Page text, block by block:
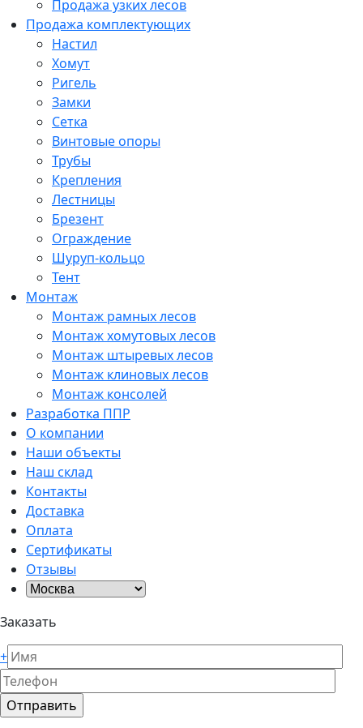
Продажа узких лесов
Продажа комплектующих
Настил
Хомут
Ригель
Замки
Сетка
Винтовые опоры
Трубы
Крепления
Лестницы
Брезент
Ограждение
Шуруп-кольцо
Тент
Монтаж
Монтаж рамных лесов
Монтаж хомутовых лесов
Монтаж штыревых лесов
Монтаж клиновых лесов
Монтаж консолей
Разработка ППР
О компании
Наши объекты
Наш склад
Контакты
Доставка
Оплата
Сертификаты
Отзывы
Заказать
+